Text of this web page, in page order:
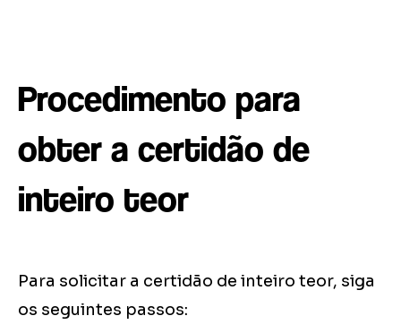
Procedimento para
obter a certidão de
inteiro teor
Para solicitar a certidão de inteiro teor, siga
os seguintes passos: